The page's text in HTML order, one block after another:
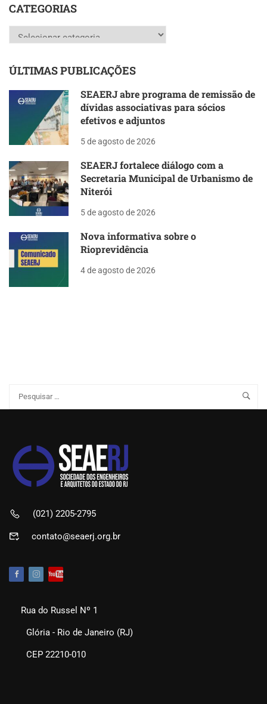
CATEGORIAS
Categorias
ÚLTIMAS PUBLICAÇÕES
SEAERJ abre programa de remissão de
dívidas associativas para sócios
efetivos e adjuntos
5 de agosto de 2026
SEAERJ fortalece diálogo com a
Secretaria Municipal de Urbanismo de
Niterói
5 de agosto de 2026
Nova informativa sobre o
Rioprevidência
4 de agosto de 2026
(021) 2205-2795
contato@seaerj.org.br
Rua do Russel Nº 1
Glória - Rio de Janeiro (RJ)
CEP 22210-010